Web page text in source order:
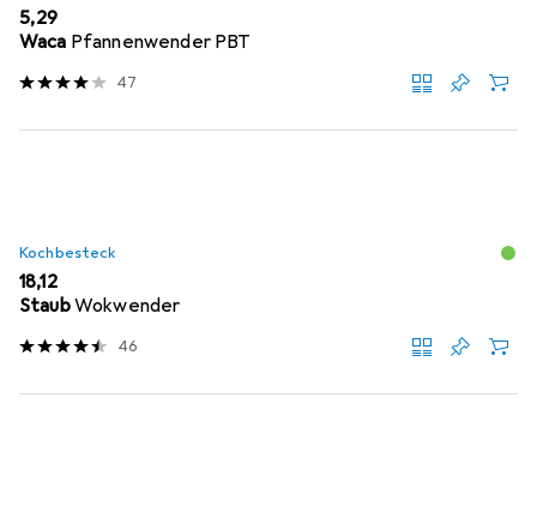
EUR
5,29
Waca Pfannenwender PBT
47
Kochbesteck
EUR
18,12
StaubWokwender
46